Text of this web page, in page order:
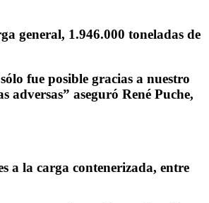
general, 1.946.000 toneladas de
fue posible gracias a nuestro
aseguró René Puche,
a la carga contenerizada, entre